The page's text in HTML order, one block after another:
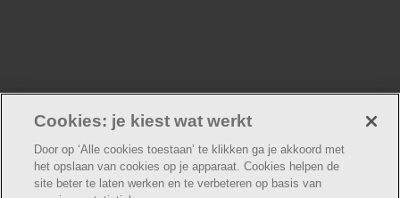
Volg ons Facebook
Cookies: je kiest wat werkt
Door op ‘Alle cookies toestaan’ te klikken ga je akkoord met
het opslaan van cookies op je apparaat. Cookies helpen de
site beter te laten werken en te verbeteren op basis van